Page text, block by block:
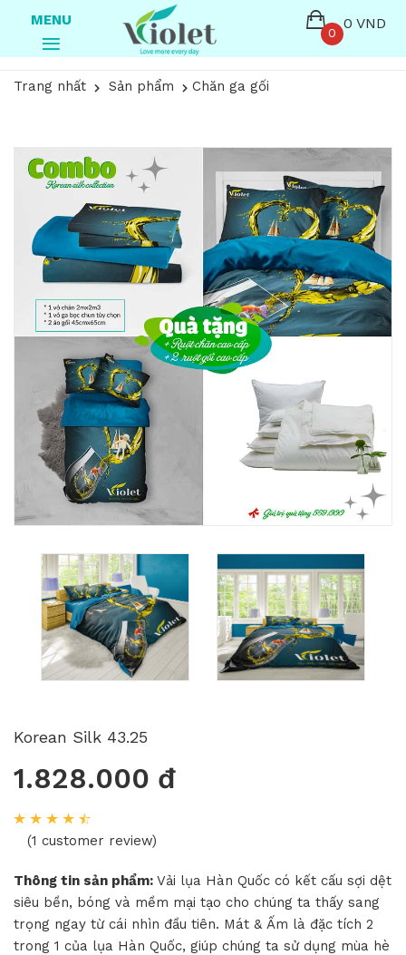
MENU
0
0 VND
Trang nhất Sản phẩm Chăn ga gối
Korean Silk 43.25
1.828.000 đ
(1 customer review)
Thông tin sản phẩm: Vải lụa Hàn Quốc có kết cấu sợi dệt
siêu bền, bóng và mềm mại tạo cho chúng ta thấy sang
trọng ngay từ cái nhìn đầu tiên. Mát & Ấm là đặc tích 2
trong 1 của lụa Hàn Quốc, giúp chúng ta sử dụng mùa hè